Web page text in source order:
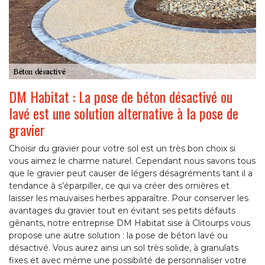
DM Habitat : La pose de béton désactivé ou
lavé est une solution alternative à la pose de
gravier
Choisir du gravier pour votre sol est un très bon choix si
vous aimez le charme naturel. Cependant nous savons tous
que le gravier peut causer de légers désagréments tant il a
tendance à s’éparpiller, ce qui va créer des ornières et
laisser les mauvaises herbes apparaître. Pour conserver les
avantages du gravier tout en évitant ses petits défauts
gênants, notre entreprise DM Habitat sise à Clitourps vous
propose une autre solution : la pose de béton lavé ou
désactivé. Vous aurez ainsi un sol très solide, à granulats
fixes et avec même une possibilité de personnaliser votre